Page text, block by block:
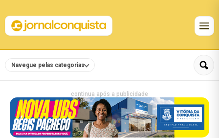
Navegue pelas categorias
continua após a publicidade